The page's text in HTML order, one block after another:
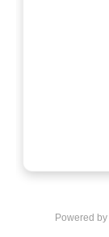
Powered by